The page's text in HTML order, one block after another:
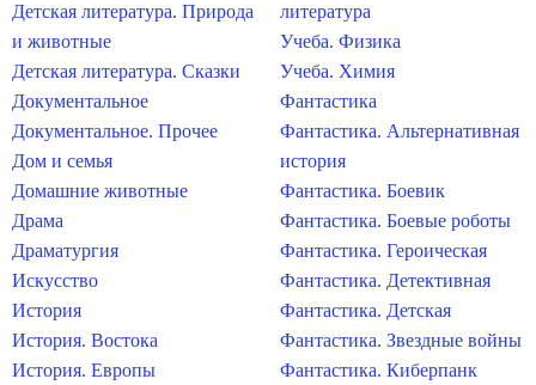
Детская литература. Природа
и животные
Детская литература. Сказки
Документальное
Документальное. Прочее
Дом и семья
Домашние животные
Драма
Драматургия
Искусство
История
История. Востока
История. Европы
литература
Учеба. Физика
Учеба. Химия
Фантастика
Фантастика. Альтернативная
история
Фантастика. Боевик
Фантастика. Боевые роботы
Фантастика. Героическая
Фантастика. Детективная
Фантастика. Детская
Фантастика. Звездные войны
Фантастика. Киберпанк